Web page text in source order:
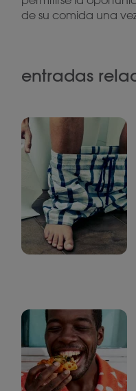
de su comida una
entradas